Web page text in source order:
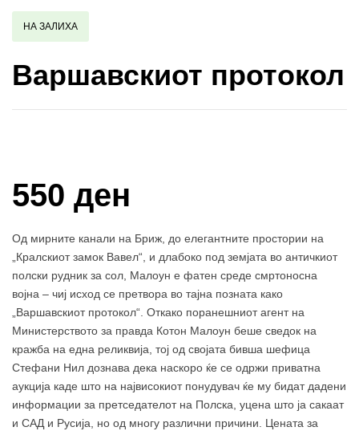
НА ЗАЛИХА
Варшавскиот протокол
550 ден
Од мирните канали на Бриж, до елегантните простории на
„Кралскиот замок Вавел“, и длабоко под земјата во античкиот
полски рудник за сол, Малоун е фатен среде смртоносна
војна – чиј исход се претвора во тајна позната како
„Варшавскиот протокол“. Откако поранешниот агент на
Министерството за правда Котон Малоун беше сведок на
кражба на една реликвија, тој од својата бивша шефица
Стефани Нил дознава дека наскоро ќе се одржи приватна
аукција каде што на највисокиот понудувач ќе му бидат дадени
информации за претседателот на Полска, уцена што ја сакаат
и САД и Русија, но од многу различни причини. Цената за